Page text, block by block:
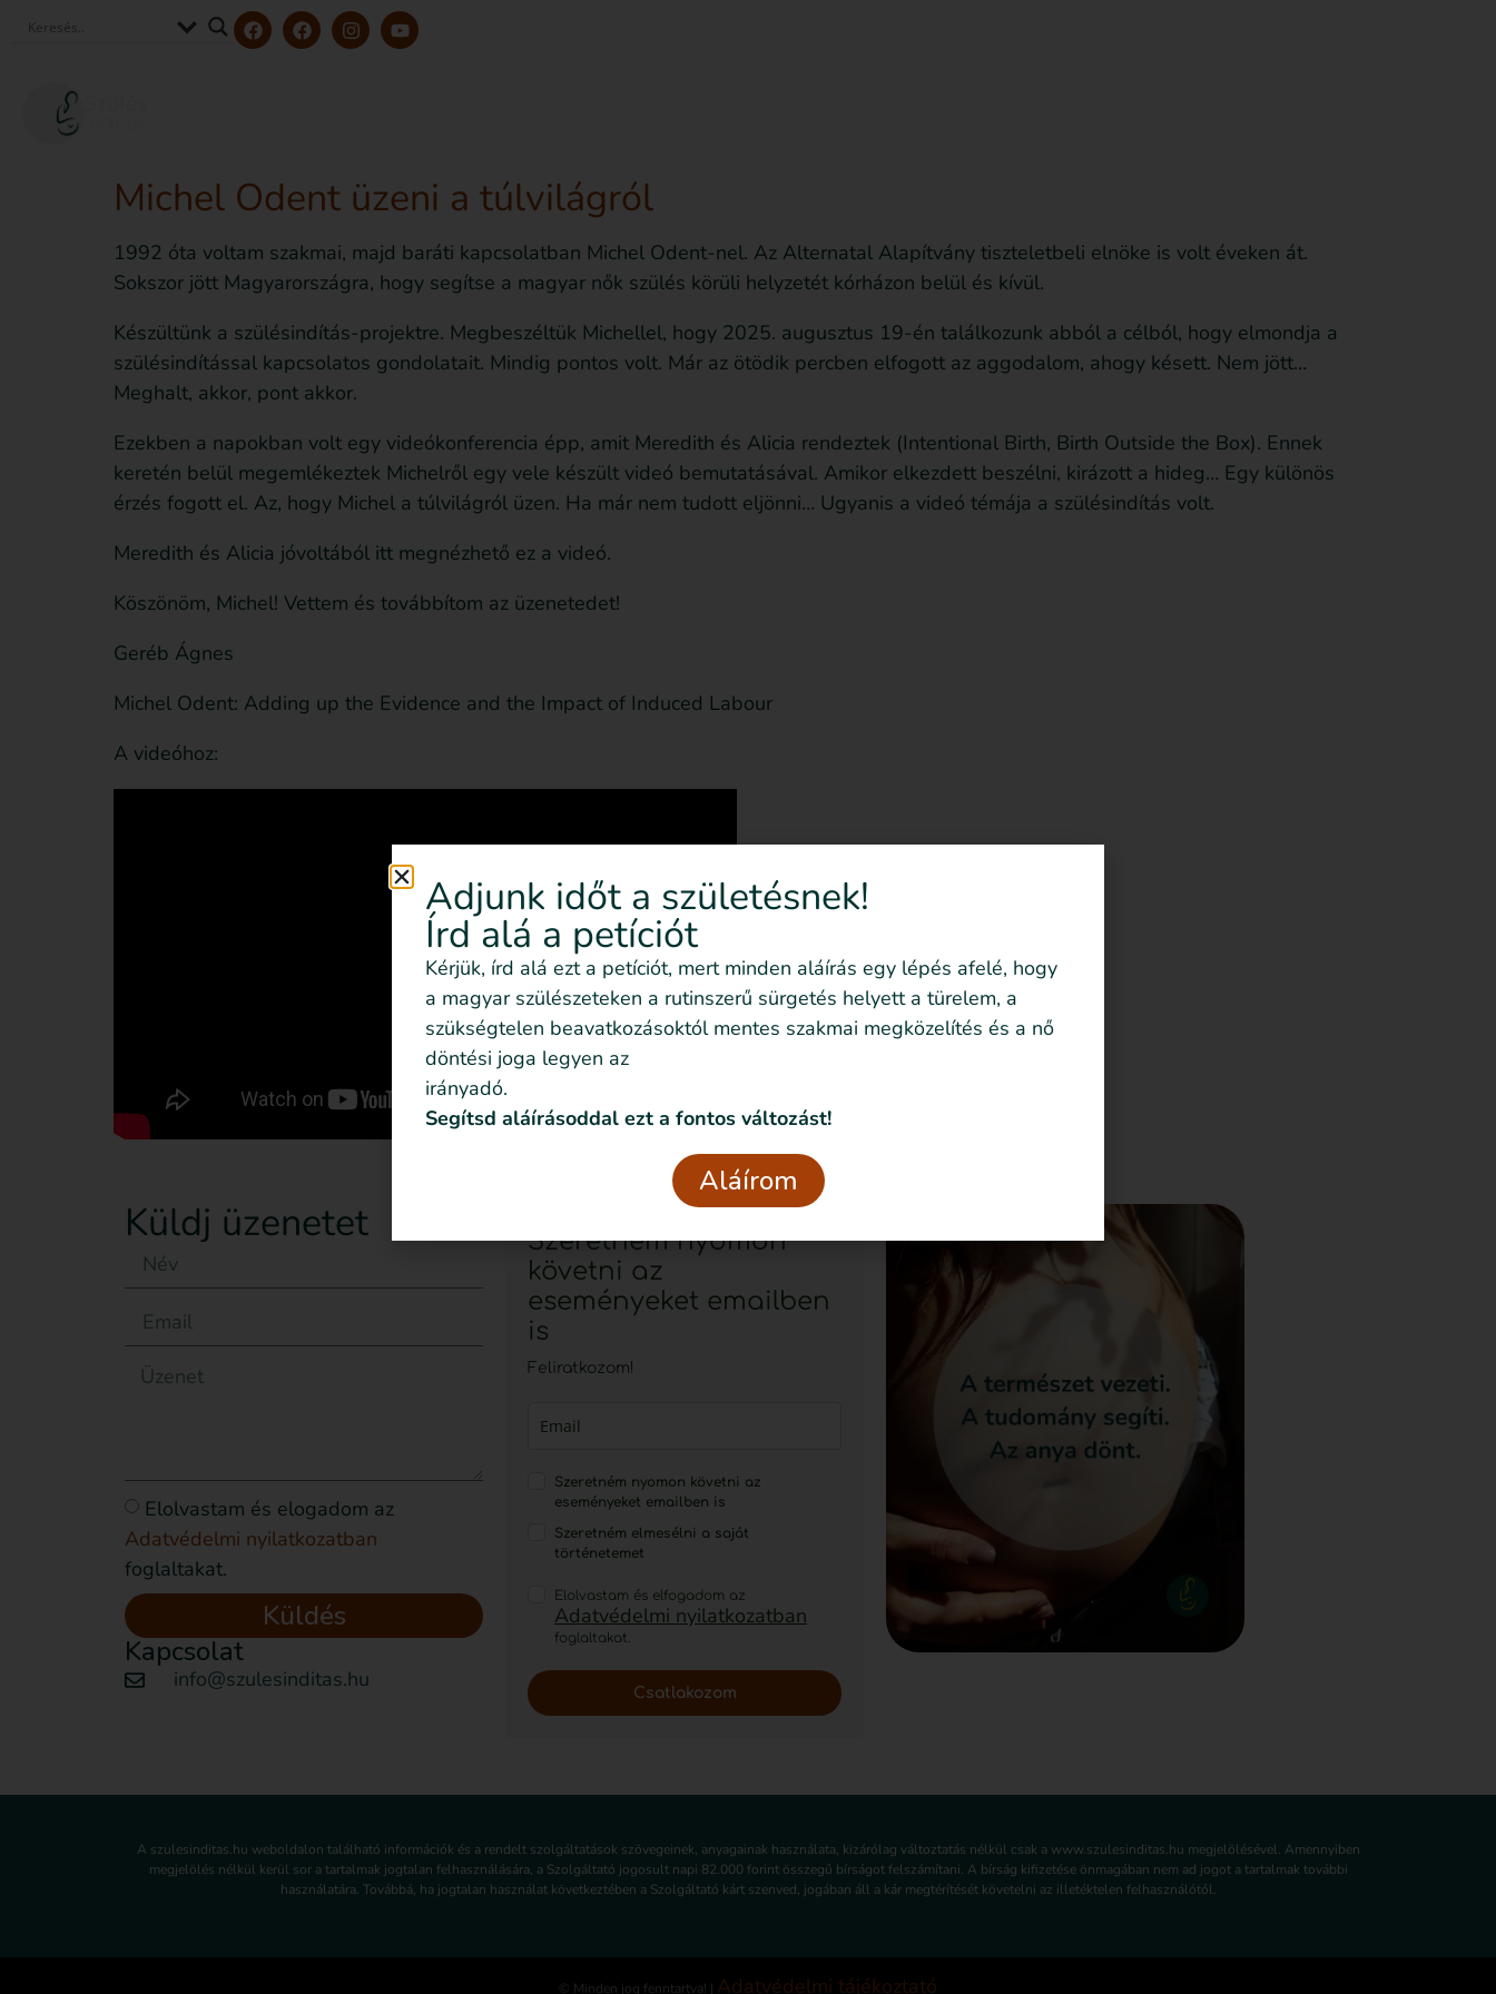
Michel Odent üzeni a túlvilágról
1992 óta voltam szakmai, majd baráti kapcsolatban Michel Odent-nel. Az Alternatal Alapítvány tiszteletbeli elnöke is volt éveken át.
Sokszor jött Magyarországra, hogy segítse a magyar nők szülés körüli helyzetét kórházon belül és kívül.
Készültünk a szülésindítás-projektre. Megbeszéltük Michellel, hogy 2025. augusztus 19-én találkozunk abból a célból, hogy elmondja a
szülésindítással kapcsolatos gondolatait. Mindig pontos volt. Már az ötödik percben elfogott az aggodalom, ahogy késett. Nem jött…
Meghalt, akkor, pont akkor.
Ezekben a napokban volt egy videókonferencia épp, amit Meredith és Alicia rendeztek (Intentional Birth, Birth Outside the Box). Ennek
keretén belül megemlékeztek Michelről egy vele készült videó bemutatásával. Amikor elkezdett beszélni, kirázott a hideg… Egy különös
érzés fogott el. Az, hogy Michel a túlvilágról üzen. Ha már nem tudott eljönni… Ugyanis a videó témája a szülésindítás volt.
Meredith és Alicia jóvoltából itt megnézhető ez a videó.
Köszönöm, Michel! Vettem és továbbítom az üzenetedet!
Geréb Ágnes
Michel Odent: Adding up the Evidence and the Impact of Induced Labour
A videóhoz:
Küldj üzenetet
Elolvastam és elogadom az
Adatvédelmi nyilatkozatban
foglaltakat.
Küldés
Kapcsolat
info@szulesinditas.hu
Szeretném nyomon
követni az
eseményeket emailben
is
Feliratkozom!
Szeretném nyomon követni az
eseményeket emailben is
Szeretném elmesélni a saját
történetemet
Elolvastam és elfogadom az
Adatvédelmi nyilatkozatban
foglaltakat.
Csatlakozom
A szulesinditas.hu weboldalon található információk és a rendelt szolgáltatások szövegeinek, anyagainak használata, kizárólag változtatás nélkül csak a www.szulesinditas.hu megjelölésével. Amennyiben
megjelölés nélkül kerül sor a tartalmak jogtalan felhasználására, a Szolgáltató jogosult napi 82.000 forint összegű bírságot felszámítani. A bírság kifizetése önmagában nem ad jogot a tartalmak további
használatára. Továbbá, ha jogtalan használat következtében a Szolgáltató kárt szenved, jogában áll a kár megtérítését követelni az illetéktelen felhasználótól.
© Minden jog fenntartva! | Adatvédelmi tájékoztató
Adjunk időt a születésnek!
Írd alá a petíciót
Kérjük, írd alá ezt a petíciót, mert minden aláírás egy lépés afelé, hogy
a magyar szülészeteken a rutinszerű sürgetés helyett a türelem, a
szükségtelen beavatkozásoktól mentes szakmai megközelítés és a nő
döntési joga legyen az
irányadó.
Segítsd aláírásoddal ezt a fontos változást!
Aláírom